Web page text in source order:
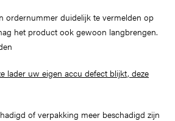
ordernummer duidelijk te vermelden op
het product ook gewoon langbrengen.
lader uw eigen accu defect blijkt, deze
of verpakking meer beschadigd zijn